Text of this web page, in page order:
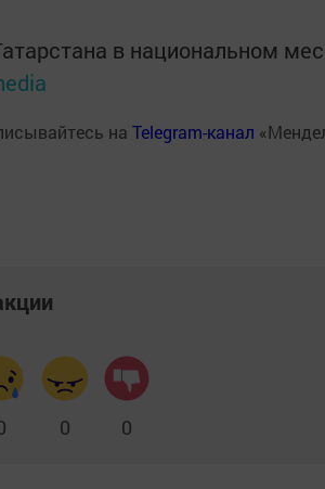
в национальном
на Telegram-канал
0 0